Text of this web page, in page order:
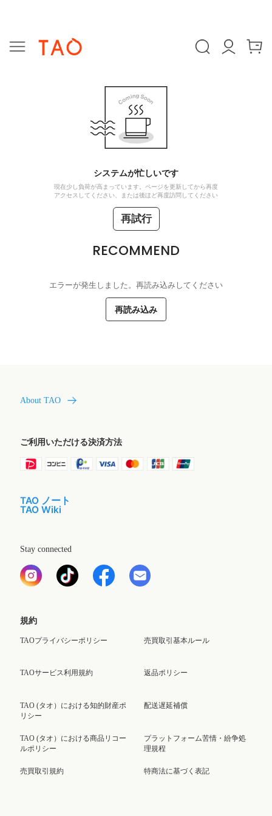
システムが忙しいです
現在少し負荷が高まっています。ページを更新してから再度
アクセスしてください、または後ほど再度訪問してください
再試行
RECOMMEND
エラーが発生しました。再読み込みしてください
再読み込み
About TAO
ご利用いただける決済方法
TAO ノート
TAO Wiki
Stay connected
規約
TAOプライバシーポリシー
TAOサービス利用規約
TAO (タオ）における知的財産ポ
リシー
TAO (タオ）における商品リコー
ルポリシー
売買取引規約
売買取引基本ルール
返品ポリシー
配送遅延補償
プラットフォーム苦情・紛争処
理規程
特商法に基づく表記